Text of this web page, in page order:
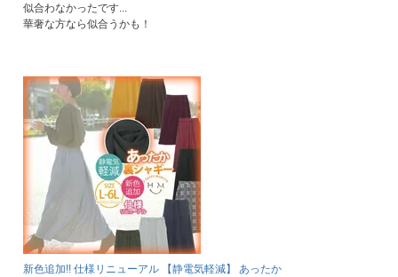
似合わなかったです...
華奢な方なら似合うかも！
新色追加!! 仕様リニューアル 【静電気軽減】 あったか